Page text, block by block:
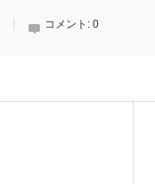
コメント: 0